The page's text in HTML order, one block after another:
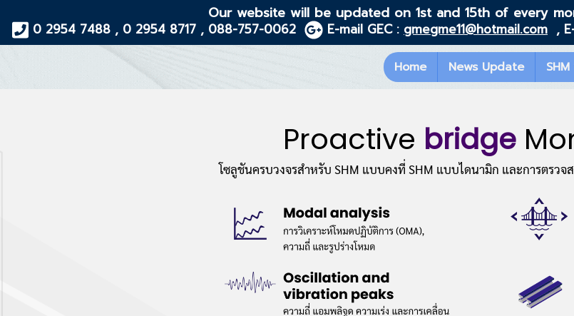
Our website will be updated on 1st and 15th of every
0 2954 7488 , 0 2954 8717 , 088-757-0062 E-mail GEC : gmegme11@hotmail.com ,
Home News Update SHM
Proactive bridge
โซลูชันครบวงจรสำหรับ SHM แบบคงที่ SHM แบบไดนามิก และการตรว